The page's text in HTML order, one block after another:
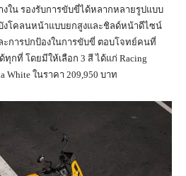
ใน รองรับการขับขี่ได้หลากหลายรูปแบบ
งโคลนหน้าแบบยกสูงและชิลด์หน้าดีไซน์
ะการปกป้องในการขับขี่ ตอบโจทย์คนที่
กที่ โดยมีให้เลือก 3 สี ได้แก่ Racing
White ในราคา 209,950 บาท